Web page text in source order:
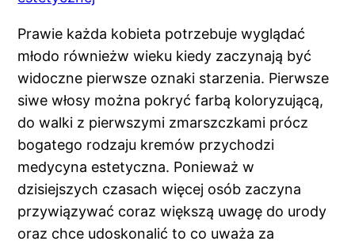
Prawie każda kobieta potrzebuje wyglądać
młodo równieżw wieku kiedy zaczynają być
widoczne pierwsze oznaki starzenia. Pierwsze
siwe włosy można pokryć farbą koloryzującą,
do walki z pierwszymi zmarszczkami prócz
bogatego rodzaju kremów przychodzi
medycyna estetyczna. Ponieważ w
dzisiejszych czasach więcej osób zaczyna
przywiązywać coraz większą uwagę do urody
oraz chce udoskonalić to co uważa za